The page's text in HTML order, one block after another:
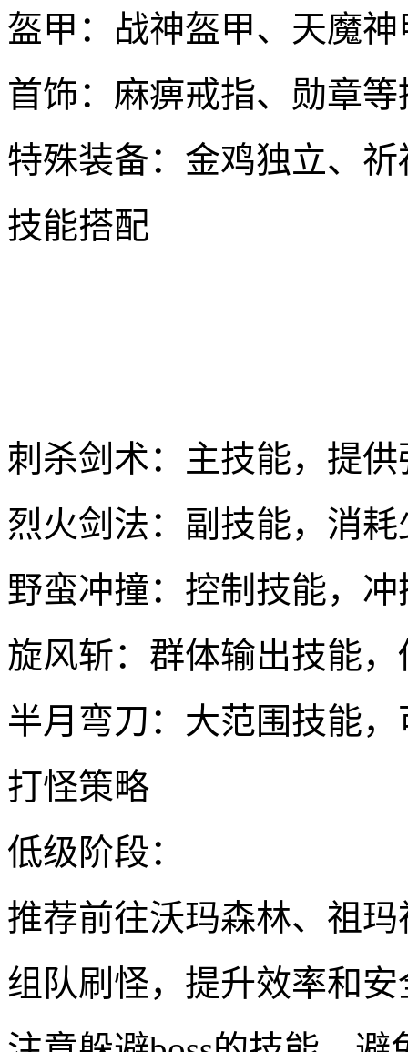
盔甲：战神盔甲、天魔
首饰：麻痹戒指、勋章
特殊装备：金鸡独立、
技能搭配
刺杀剑术：主技能，提
烈火剑法：副技能，消
野蛮冲撞：控制技能，
旋风斩：群体输出技能
半月弯刀：大范围技能
打怪策略
低级阶段：
推荐前往沃玛森林、祖
组队刷怪，提升效率和安